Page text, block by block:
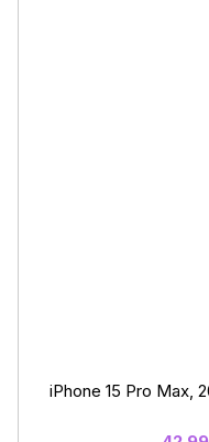
iPhone 15 Pro Max,